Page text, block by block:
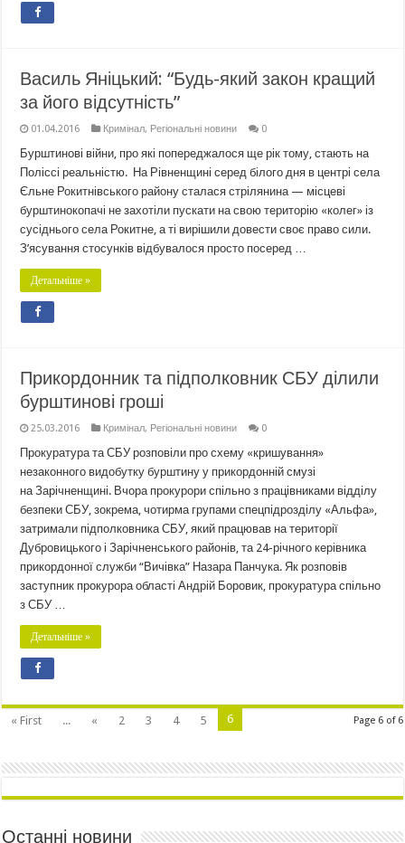
Василь Яніцький: “Будь-який закон кращий
за його відсутність”
01.04.2016 Кримінал, Регіональні новини 0
Бурштинові війни, про які попереджалося ще рік тому, стають на
Поліссі реальністю. На Рівненщині серед білого дня в центрі села
Єльне Рокитнівського району сталася стрілянина — місцеві
бурштинокопачі не захотіли пускати на свою територію «колег» із
сусіднього села Рокитне, а ті вирішили довести своє право сили.
З’ясування стосунків відбувалося просто посеред …
Детальніше »
Прикордонник та підполковник СБУ ділили
бурштинові гроші
25.03.2016 Кримінал, Регіональні новини 0
Прокуратура та СБУ розповіли про схему «кришування»
незаконного видобутку бурштину у прикордонній смузі
на Зарічненщині. Вчора прокурори спільно з працівниками відділу
безпеки СБУ, зокрема, чотирма групами спецпідрозділу «Альфа»,
затримали підполковника СБУ, який працював на території
Дубровицького і Зарічненського районів, та 24-річного керівника
прикордонної служби “Вичівка” Назара Панчука. Як розповів
заступник прокурора області Андрій Боровик, прокуратура спільно
з СБУ …
Детальніше »
Page 6 of 6
« First ... « 2 3 4 5 6
Останні новини